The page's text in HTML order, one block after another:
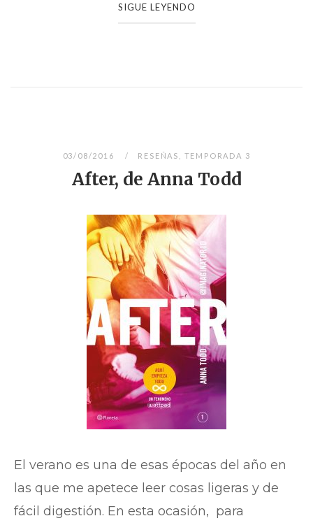
SIGUE LEYENDO
03/08/2016 RESEÑAS TEMPORADA 3
After, de Anna Todd
El verano es una de esas épocas del año en
las que me apetece leer cosas ligeras y de
fácil digestión. En esta ocasión, para